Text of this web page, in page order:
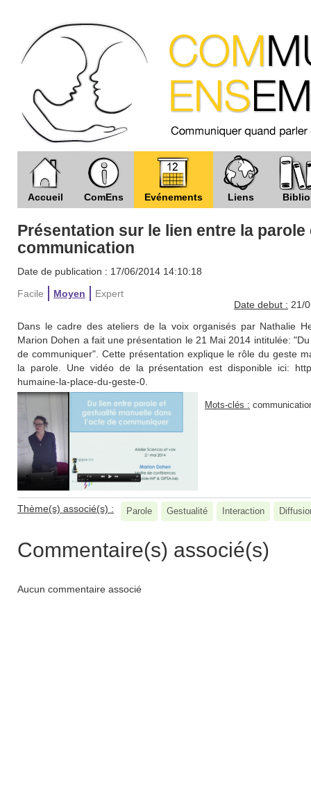
Accueil ComEns Evénements Liens Biblio
Présentation sur le lien entre la parole
communication
Date de publication : 17/06/2014 14:10:18
Facile
Moyen
Expert
Date debut : 21/
Dans le cadre des ateliers de la voix organisés par Nathalie
Marion Dohen a fait une présentation le 21 Mai 2014 intitulée:
de communiquer". Cette présentation explique le rôle du geste
la parole. Une vidéo de la présentation est disponible ici:
humaine-la-place-du-geste-0.
Mots-clés :
Thème(s) associé(s) : Parole Gestualité Interaction
Commentaire(s) associé(s)
Aucun commentaire associé